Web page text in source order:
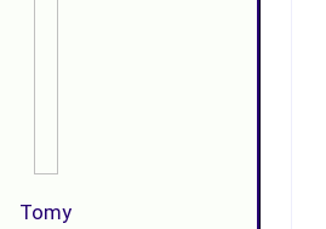
Tomy